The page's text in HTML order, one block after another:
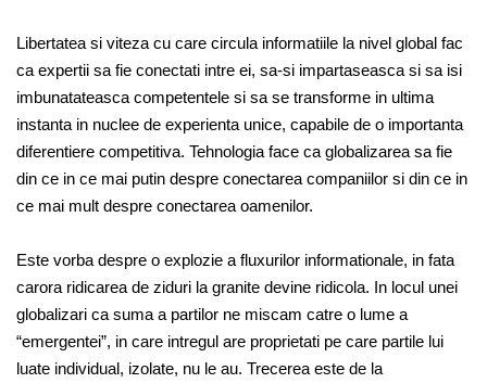
Libertatea si viteza cu care circula informatiile la nivel global fac
ca expertii sa fie conectati intre ei, sa-si impartaseasca si sa isi
imbunatateasca competentele si sa se transforme in ultima
instanta in nuclee de experienta unice, capabile de o importanta
diferentiere competitiva. Tehnologia face ca globalizarea sa fie
din ce in ce mai putin despre conectarea companiilor si din ce in
ce mai mult despre conectarea oamenilor.
Este vorba despre o explozie a fluxurilor informationale, in fata
carora ridicarea de ziduri la granite devine ridicola. In locul unei
globalizari ca suma a partilor ne miscam catre o lume a
“emergentei”, in care intregul are proprietati pe care partile lui
luate individual, izolate, nu le au. Trecerea este de la